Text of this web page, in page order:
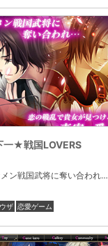
一★戦国LOVERS
ン戦国武将に奪い合われ…
ザ 恋愛ゲーム